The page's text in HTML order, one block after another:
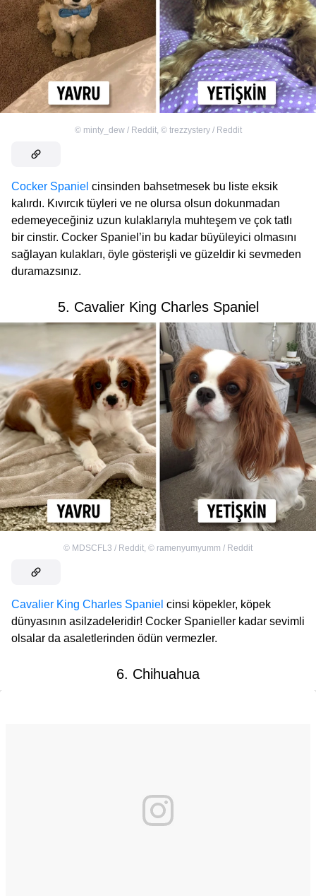
© minty_dew / Reddit, © trezzystery / Reddit
Cocker Spaniel cinsinden bahsetmesek bu liste eksik
kalırdı. Kıvırcık tüyleri ve ne olursa olsun dokunmadan
edemeyeceğiniz uzun kulaklarıyla muhteşem ve çok tatlı
bir cinstir. Cocker Spaniel’in bu kadar büyüleyici olmasını
sağlayan kulakları, öyle gösterişli ve güzeldir ki sevmeden
duramazsınız.
5. Cavalier King Charles Spaniel
© MDSCFL3 / Reddit, © ramenyumyumm / Reddit
Cavalier King Charles Spaniel cinsi köpekler, köpek
dünyasının asilzadeleridir! Cocker Spanieller kadar sevimli
olsalar da asaletlerinden ödün vermezler.
6. Chihuahua